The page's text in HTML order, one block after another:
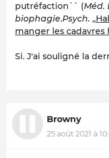
putréfaction`` (Méd.
biophagie.Psych. ,,
manger les cadavres
Si. J'ai souligné la
Browny
25 août 2021 à